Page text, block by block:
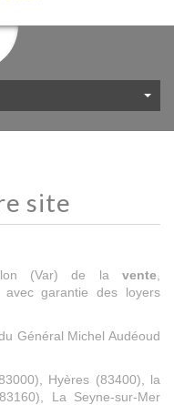
site
(Var) de la vente
avec garantie des loyers
Général Michel Audéoud
Hyères (83400), la
La Seyne-sur-Mer